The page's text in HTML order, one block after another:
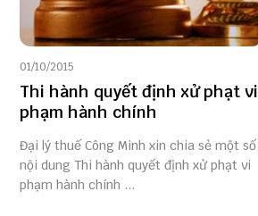
01/10/2015
Thi hành quyết định xử phạt vi
phạm hành chính
Đại lý thuế Công Minh xin chia sẻ một số
nội dung Thi hành quyết định xử phạt vi
phạm hành chính ...